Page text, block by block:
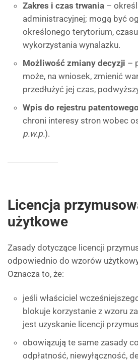
Zakres i czas trwania –
administracyjnej; mogą być
określonego terytorium,
wykorzystania wynalazku.
Możliwość zmiany decyzji –
może, na wniosek, zmienić
przedłużyć jej czas,
Wpis do rejestru patentowego
chroni interesy stron wobec
p.w.p.).
Licencja
użytkowe
Zasady dotyczące licencji
odpowiednio do wzorów
Oznacza to, że:
jeśli właściciel
blokuje korzystanie z wzoru
jest uzyskanie licencji
obowiązują te same zasady
odpłatność, niewyłączność,